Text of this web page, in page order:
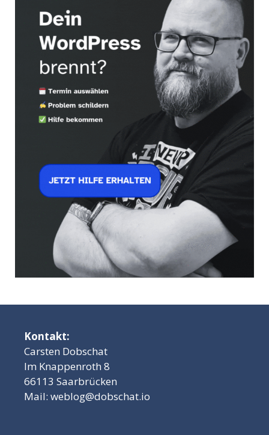
Kontakt:
Carsten Dobschat
Im Knappenroth 8
66113 Saarbrücken
Mail: weblog@dobschat.io